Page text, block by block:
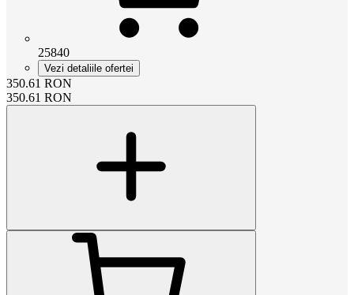
25840
Vezi detaliile ofertei
350.61 RON
350.61 RON